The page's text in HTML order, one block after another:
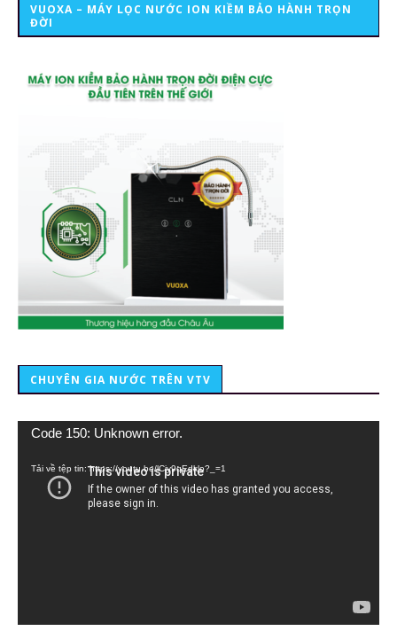
VUOXA – MÁY LỌC NƯỚC ION KIỀM BẢO HÀNH TRỌN
ĐỜI
CHUYÊN GIA NƯỚC TRÊN VTV
Trình
Code 150: Unknown error.
Tải về tệp tin: https://youtu.be/lCiy9qEdklo?_=1